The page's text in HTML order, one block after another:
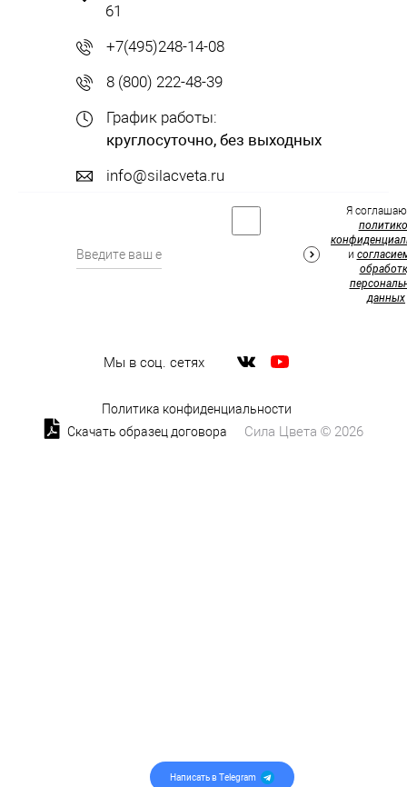
61
+7(495)248-14-08
8 (800) 222-48-39
График работы:
круглосуточно, без выходных
info@silacveta.ru
Мы в соц. сетях
Я
и
данных
Политика конфиденциальности
Скачать образец договора
Сила Цвета © 2026
Написать в Telegram